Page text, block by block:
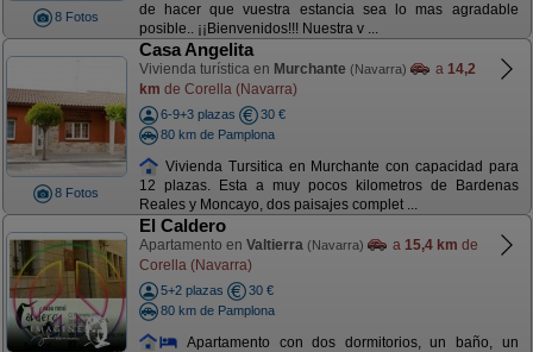
8 Fotos
de hacer que vuestra estancia sea lo mas agradable
posible.. ¡¡Bienvenidos!!! Nuestra v ...
8 Fotos
Casa Angelita
Vivienda turística en Murchante (Navarra) a 14,2
km de Corella (Navarra)
6-9+3 plazas
30 €
80 km de Pamplona
Vivienda Tursitica en Murchante con capacidad para
12 plazas. Esta a muy pocos kilometros de Bardenas
Reales y Moncayo, dos paisajes complet ...
El Caldero
Apartamento en Valtierra (Navarra) a 15,4 km de
Corella (Navarra)
5+2 plazas
30 €
80 km de Pamplona
Apartamento con dos dormitorios, un baño, un